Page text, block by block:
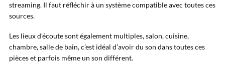
streaming. Il faut réfléchir à un système compatible avec toutes ces
sources.
Les lieux d’écoute sont également multiples, salon, cuisine,
chambre, salle de bain, c’est idéal d’avoir du son dans toutes ces
pièces et parfois même un son différent.